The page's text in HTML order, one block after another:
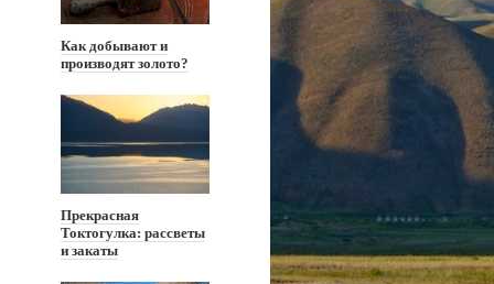
Как добывают и
производят золото?
Прекрасная
Токтогулка: рассветы
и закаты